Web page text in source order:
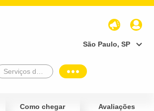
São Paulo, SP
Como chegar Avaliações